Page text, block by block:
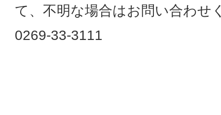
て、不明な場合はお問い合わ
0269-33-3111